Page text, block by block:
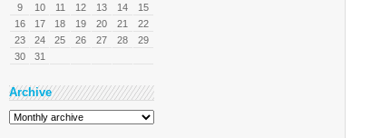
9
10 11 12 13 14
15
16
17 18 19 20 21
22
23
24 25 26 27 28
29
30
31
Archive